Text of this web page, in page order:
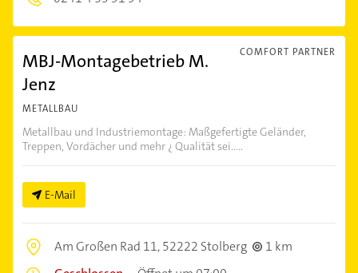
COMFORT PARTNER
MBJ-Montagebetrieb M.
Jenz
METALLBAU
Metallbau und Industriemontage: Maßgefertigte Geländer,
Treppen, Vordächer und mehr ¿ Qualität sei.....
E-Mail
Am Großen Rad 11,52222 Stolberg
1 km